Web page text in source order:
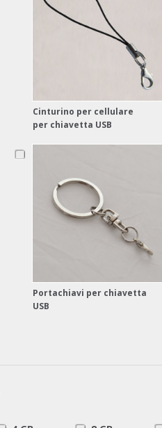
Cinturino per cellulare
per chiavetta USB
Portachiavi per chiavetta
USB